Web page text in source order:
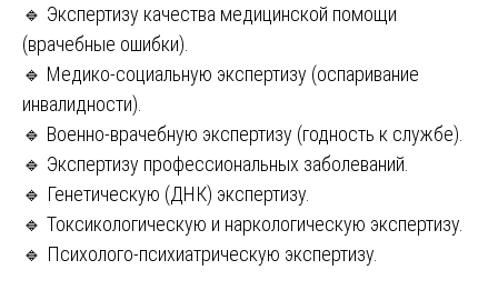
🔹 Экспертизу качества медицинской помощи
(врачебные ошибки).
🔹 Медико-социальную экспертизу (оспаривание
инвалидности).
🔹 Военно-врачебную экспертизу (годность к службе).
🔹 Экспертизу профессиональных заболеваний.
🔹 Генетическую (ДНК) экспертизу.
🔹 Токсикологическую и наркологическую экспертизу.
🔹 Психолого-психиатрическую экспертизу.